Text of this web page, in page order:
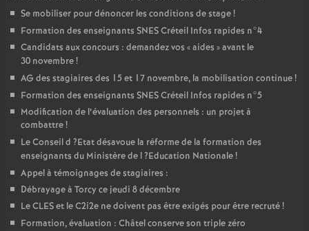
Se mobiliser pour dénoncer les conditions de stage!
Formation des enseignants SNESCréteil Infos rapides n°4
Candidats aux concours : demandez vos «aides » avant le
30 novembre!
AG des stagiaires des 15 et 17 novembre, la mobilisation continue!
Formation des enseignants SNESCréteil Infos rapides n°5
Modification de l’évaluation des personnels : un projet à
combattre!
Le Conseil d ?Etat désavoue la réforme de la formation des
enseignants du Ministère de l?Education Nationale!
Appel à témoignages de stagiaires :
Débrayage à Torcy ce jeudi 8 décembre
LeCLESet le C2i2e ne doivent pas être exigés pour être recruté!
Formation, évaluation : Châtel conserve son triple zéro